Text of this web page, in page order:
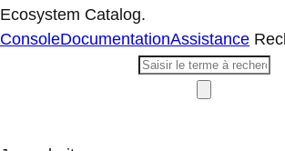
Ecosystem Catalog.
ConsoleDocumentationAssistance